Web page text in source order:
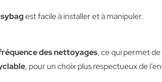
est facile à installer et à manipuler.
des nettoyages, ce qui permet de
, pour un choix plus respectueux de